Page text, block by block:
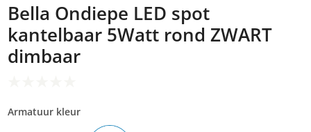
Bella Ondiepe LED spot
kantelbaar 5Watt rond ZWART
dimbaar
Armatuur kleur